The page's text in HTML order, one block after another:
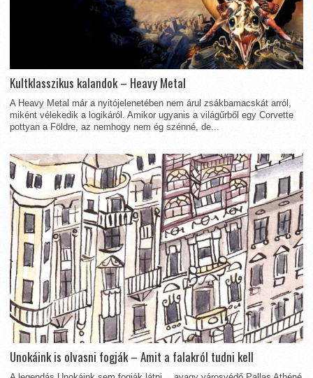
Kultklasszikus kalandok – Heavy Metal
A Heavy Metal már a nyitójelenetében nem árul zsákbamacskát arról,
miként vélekedik a logikáról. Amikor ugyanis a világűrből egy Corvette
pottyan a Földre, az nemhogy nem ég szénné, de...
Unokáink is olvasni fogják – Amit a falakról tudni kell